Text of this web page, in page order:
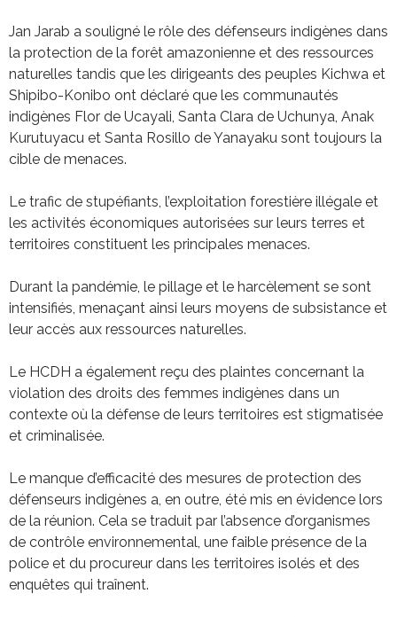
Jan Jarab a souligné le rôle des défenseurs indigènes dans
la protection de la forêt amazonienne et des ressources
naturelles tandis que les dirigeants des peuples Kichwa et
Shipibo-Konibo ont déclaré que les communautés
indigènes Flor de Ucayali, Santa Clara de Uchunya, Anak
Kurutuyacu et Santa Rosillo de Yanayaku sont toujours la
cible de menaces.
Le trafic de stupéfiants, l’exploitation forestière illégale et
les activités économiques autorisées sur leurs terres et
territoires constituent les principales menaces.
Durant la pandémie, le pillage et le harcèlement se sont
intensifiés, menaçant ainsi leurs moyens de subsistance et
leur accès aux ressources naturelles.
Le HCDH a également reçu des plaintes concernant la
violation des droits des femmes indigènes dans un
contexte où la défense de leurs territoires est stigmatisée
et criminalisée.
Le manque d’efficacité des mesures de protection des
défenseurs indigènes a, en outre, été mis en évidence lors
de la réunion. Cela se traduit par l’absence d’organismes
de contrôle environnemental, une faible présence de la
police et du procureur dans les territoires isolés et des
enquêtes qui traînent.